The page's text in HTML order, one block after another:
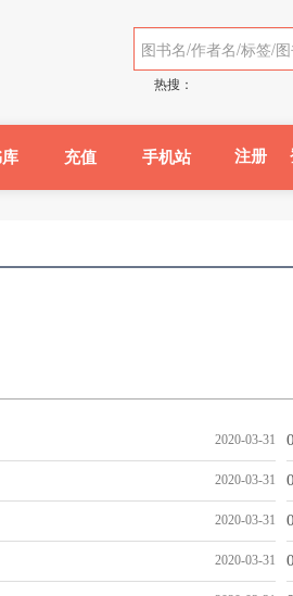
热搜：
充值 手机站 注册
2020-03-31
2020-03-31
2020-03-31
2020-03-31